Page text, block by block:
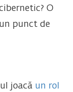
O
punct de
joacă un rol